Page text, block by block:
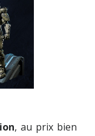
, au prix bien